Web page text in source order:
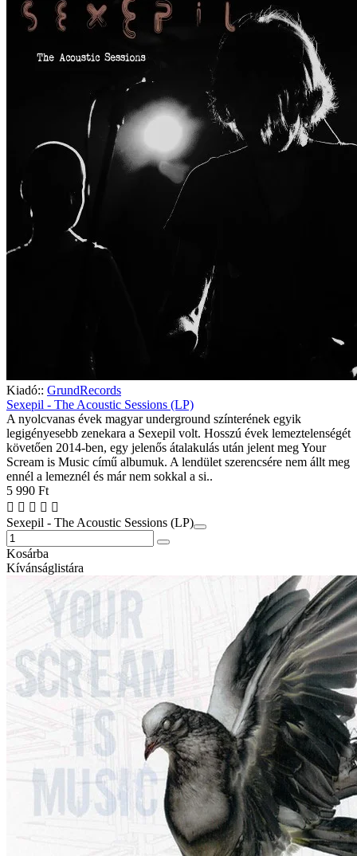
Kiadó:: GrundRecords
Sexepil - The Acoustic Sessions (LP)
A nyolcvanas évek magyar underground színterének egyik
legigényesebb zenekara a Sexepil volt. Hosszú évek lemeztelenségét
követően 2014-ben, egy jelenős átalakulás után jelent meg Your
Scream is Music című albumuk. A lendület szerencsére nem állt meg
ennél a lemeznél és már nem sokkal a si..
5 990 Ft
Sexepil - The Acoustic Sessions (LP)
Kosárba
Kívánságlistára